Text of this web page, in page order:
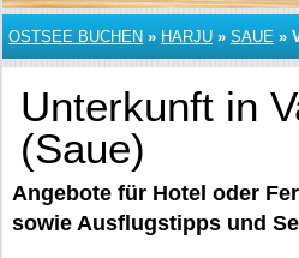
OSTSEE BUCHEN » HARJU » SAUE »
Unterkunft in
(Saue)
Angebote für Hotel oder
sowie Ausflugstipps und